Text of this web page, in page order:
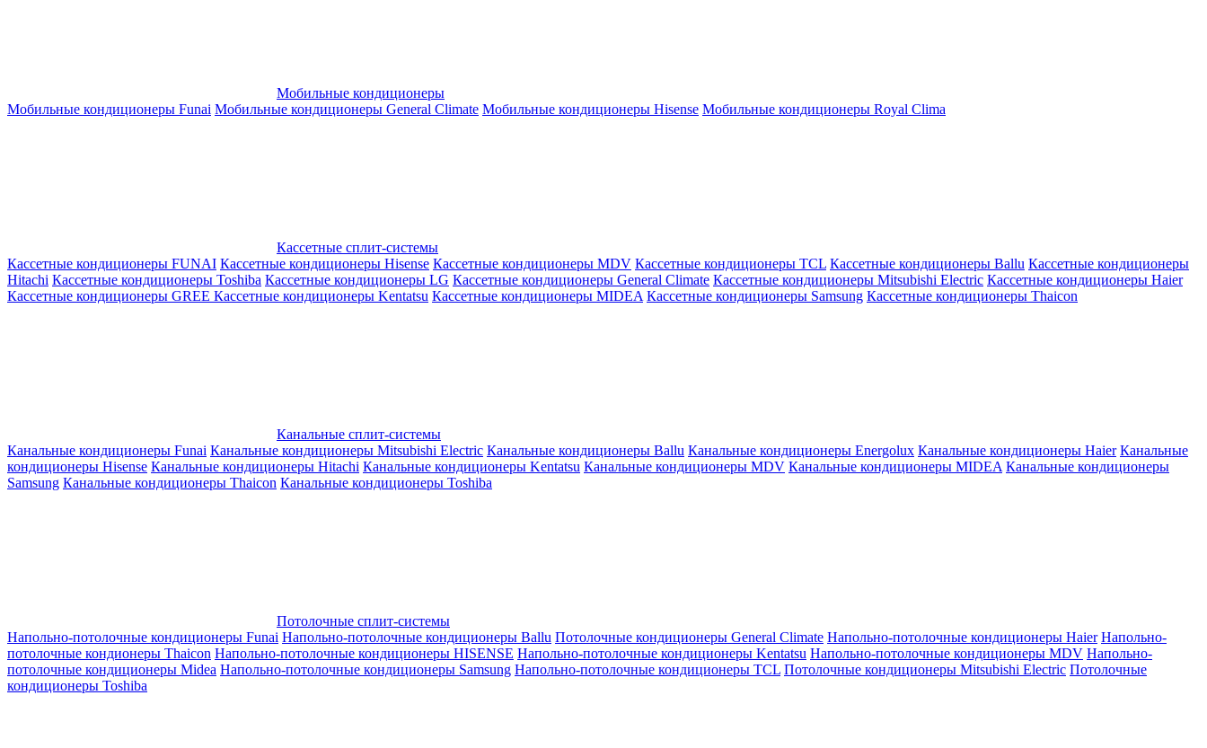
Мобильные кондиционеры
Мобильные кондиционеры Funai Мобильные кондиционеры General Climate Мобильные кондиционеры Hisense Мобильные кондиционеры Royal Clima
Кассетные сплит-системы
Кассетные кондиционеры FUNAI Кассетные кондиционеры Hisense Кассетные кондиционеры MDV Кассетные кондиционеры TCL Кассетные кондиционеры Ballu Кассетные кондиционеры
Hitachi Кассетные кондиционеры Toshiba Кассетные кондиционеры LG Кассетные кондиционеры General Climate Кассетные кондиционеры Mitsubishi Electric Кассетные кондиционеры Haier
Кассетные кондиционеры GREE Кассетные кондиционеры Kentatsu Кассетные кондиционеры MIDEA Кассетные кондиционеры Samsung Кассетные кондиционеры Thaicon
Канальные сплит-системы
Канальные кондиционеры Funai Канальные кондиционеры Mitsubishi Electric Канальные кондиционеры Ballu Канальные кондиционеры Energolux Канальные кондиционеры Haier Канальные
кондиционеры Hisense Канальные кондиционеры Hitachi Канальные кондиционеры Kentatsu Канальные кондиционеры MDV Канальные кондиционеры MIDEA Канальные кондиционеры
Samsung Канальные кондиционеры Thaicon Канальные кондиционеры Toshiba
Потолочные сплит-системы
Напольно-потолочные кондиционеры Funai Напольно-потолочные кондиционеры Ballu Потолочные кондиционеры General Climate Напольно-потолочные кондиционеры Haier Напольно-
потолочные кондионеры Thaicon Напольно-потолочные кондиционеры HISENSE Напольно-потолочные кондиционеры Kentatsu Напольно-потолочные кондиционеры MDV Напольно-
потолочные кондиционеры Midea Напольно-потолочные кондиционеры Samsung Напольно-потолочные кондиционеры TCL Потолочные кондиционеры Mitsubishi Electric Потолочные
кондиционеры Toshiba